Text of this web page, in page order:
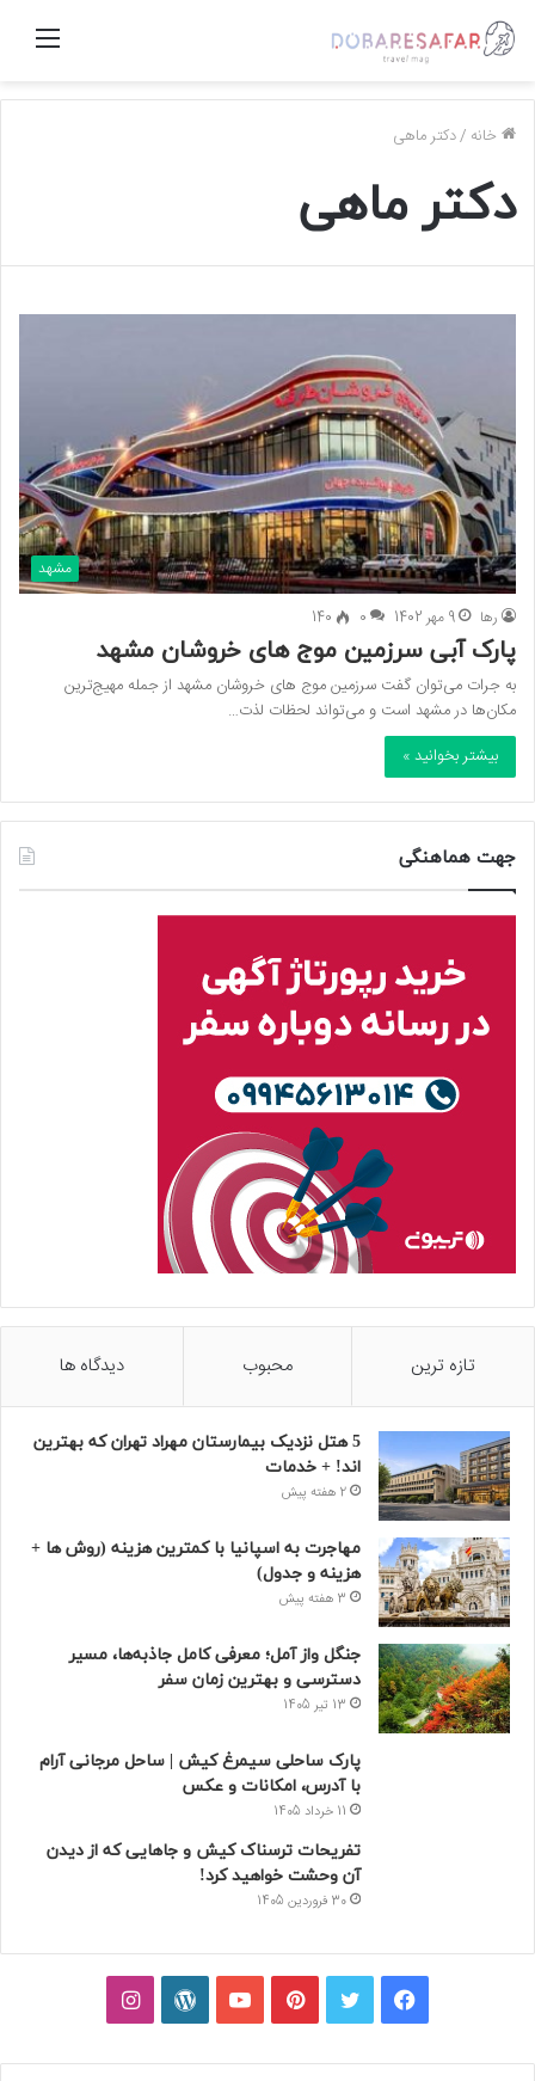
منو
خانه /دکتر ماهی
دکتر ماهی
مشهد
رها 9 مهر 1402 0
140
پارک آبی سرزمین موج‌ های خروشان مشهد
به جرات می‌توان گفت سرزمین موج‌ های خروشان مشهد از جمله مهیج‌ترین
مکان‌ها در مشهد است و می‌تواند لحظات لذت…
بیشتر بخوانید »
جهت هماهنگی
تازه ترین محبوب دیدگاه ها
5 هتل نزدیک بیمارستان مهراد تهران که بهترین‌
اند! + خدمات
2 هفته پیش
مهاجرت به اسپانیا با کمترین هزینه (روش ها +
هزینه و جدول)
3 هفته پیش
جنگل واز آمل؛ معرفی کامل جاذبه‌ها، مسیر
دسترسی و بهترین زمان سفر
13 تیر 1405
پارک ساحلی سیمرغ کیش | ساحل مرجانی آرام
با آدرس، امکانات و عکس
11 خرداد 1405
تفریحات ترسناک کیش و جاهایی که از دیدن
آن وحشت خواهید کرد!
30 فروردین 1405
فیسبوکتوییترپینتریستیوتیوبوردپرساینستاگرام